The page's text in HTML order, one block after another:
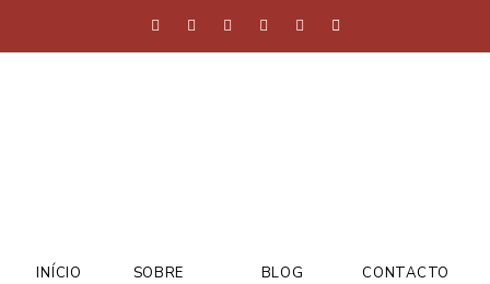
INÍCIO SOBRE BLOG CONTACTO